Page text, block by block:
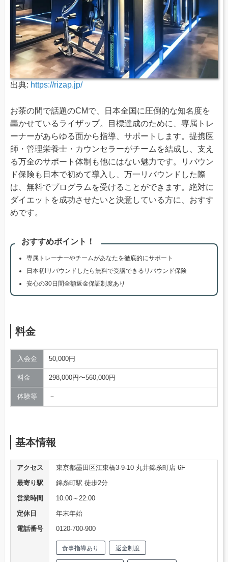
出典: https://rizap.jp/
お茶の間で話題のCMで、日本全国に圧倒的な知名度を
轟かせているライザップ。目標達成のために、専属トレ
ーナーがあらゆる面から指導、サポートします。提携医
師・管理栄養士・カウンセラーがチームを結成し、支え
る万全のサポート体制も他にはない魅力です。リバウン
ド保険も日本で初めて導入し、万一リバウンドした際
は、無料でプログラムを受けることができます。絶対に
ダイエットを成功させたいと決意している方に、おすす
めです。
おすすめポイント！
専属トレーナーやチームがあなたを徹底的にサポート
日本初!リバウンドしたら無料で受講できるリバウンド保険
安心の30日間全額返金保証制度あり
料金
入会金 50,000円
料金 298,000円〜560,000円
体験等 －
基本情報
アクセス
東京都墨田区江東橋3-9-10 丸井錦糸町店 6F
最寄り駅
錦糸町駅 徒歩2分
営業時間
10:00～22:00
定休日
年末年始
電話番号
0120-700-900
食事指導あり 返金制度